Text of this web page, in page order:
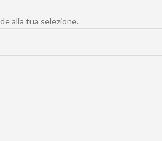
alla tua selezione.